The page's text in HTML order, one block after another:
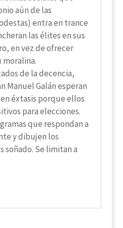
aún de las
entra en trance
las élites en sus
en vez de ofrecer
moralina.
de la decencia,
Manuel Galán esperan
éxtasis porque ellos
para elecciones.
que respondan a
y dibujen los
soñado. Se limitan a